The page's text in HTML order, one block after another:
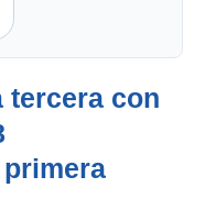
tercera con